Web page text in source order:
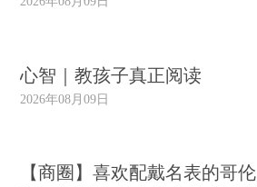
心智｜教孩子真正阅读
2026年08月09日
【商圈】喜欢配戴名表的哥伦